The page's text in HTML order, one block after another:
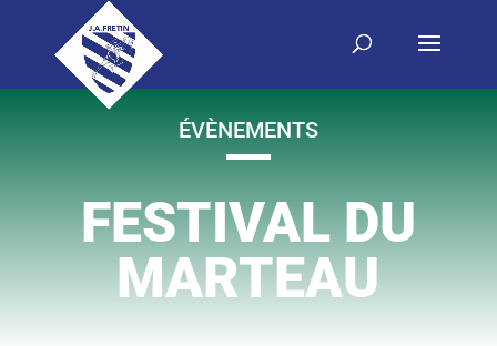
ÉVÈNEMENTS
FESTIVAL DU
MARTEAU